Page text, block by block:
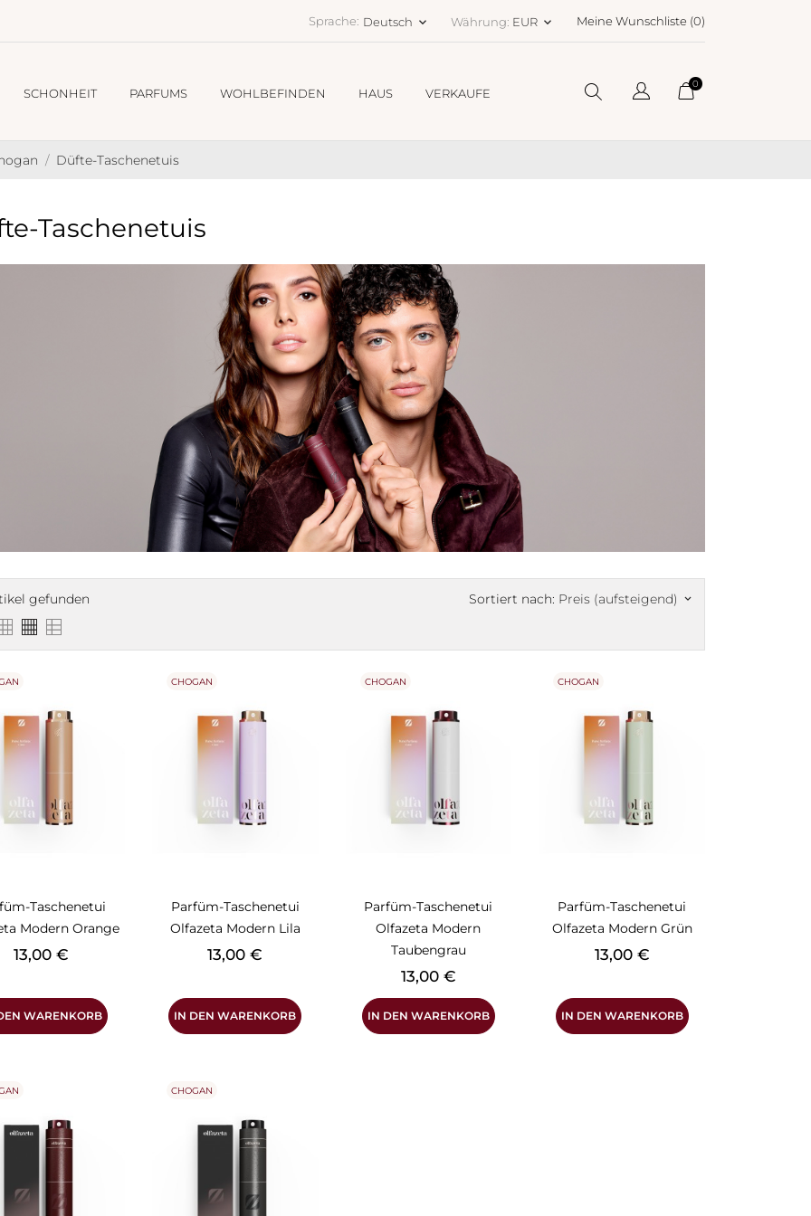
Sprache: Deutsch keyboard_arrow_down Währung: EUR keyboard_arrow_down Meine Wunschliste (0)
SCHONHEIT PARFUMS WOHLBEFINDEN HAUS VERKAUFE
0
Düfte-Taschenetuis
Taschenetuis
gefunden Sortiert nach: Preis (aufsteigend) keyboard_arrow_down
Taschenetui
Modern Orange
Preis
13,00 €
WARENKORB
Parfüm-Taschenetui
Olfazeta Modern Lila
Preis
13,00 €
IN DEN WARENKORB
CHOGAN
Parfüm-Taschenetui
Olfazeta Modern
Taubengrau
Preis
13,00 €
IN DEN WARENKORB
CHOGAN
Parfüm-Taschenetui
Olfazeta Modern Grün
Preis
13,00 €
IN DEN WARENKORB
CHOGAN
CHOGAN